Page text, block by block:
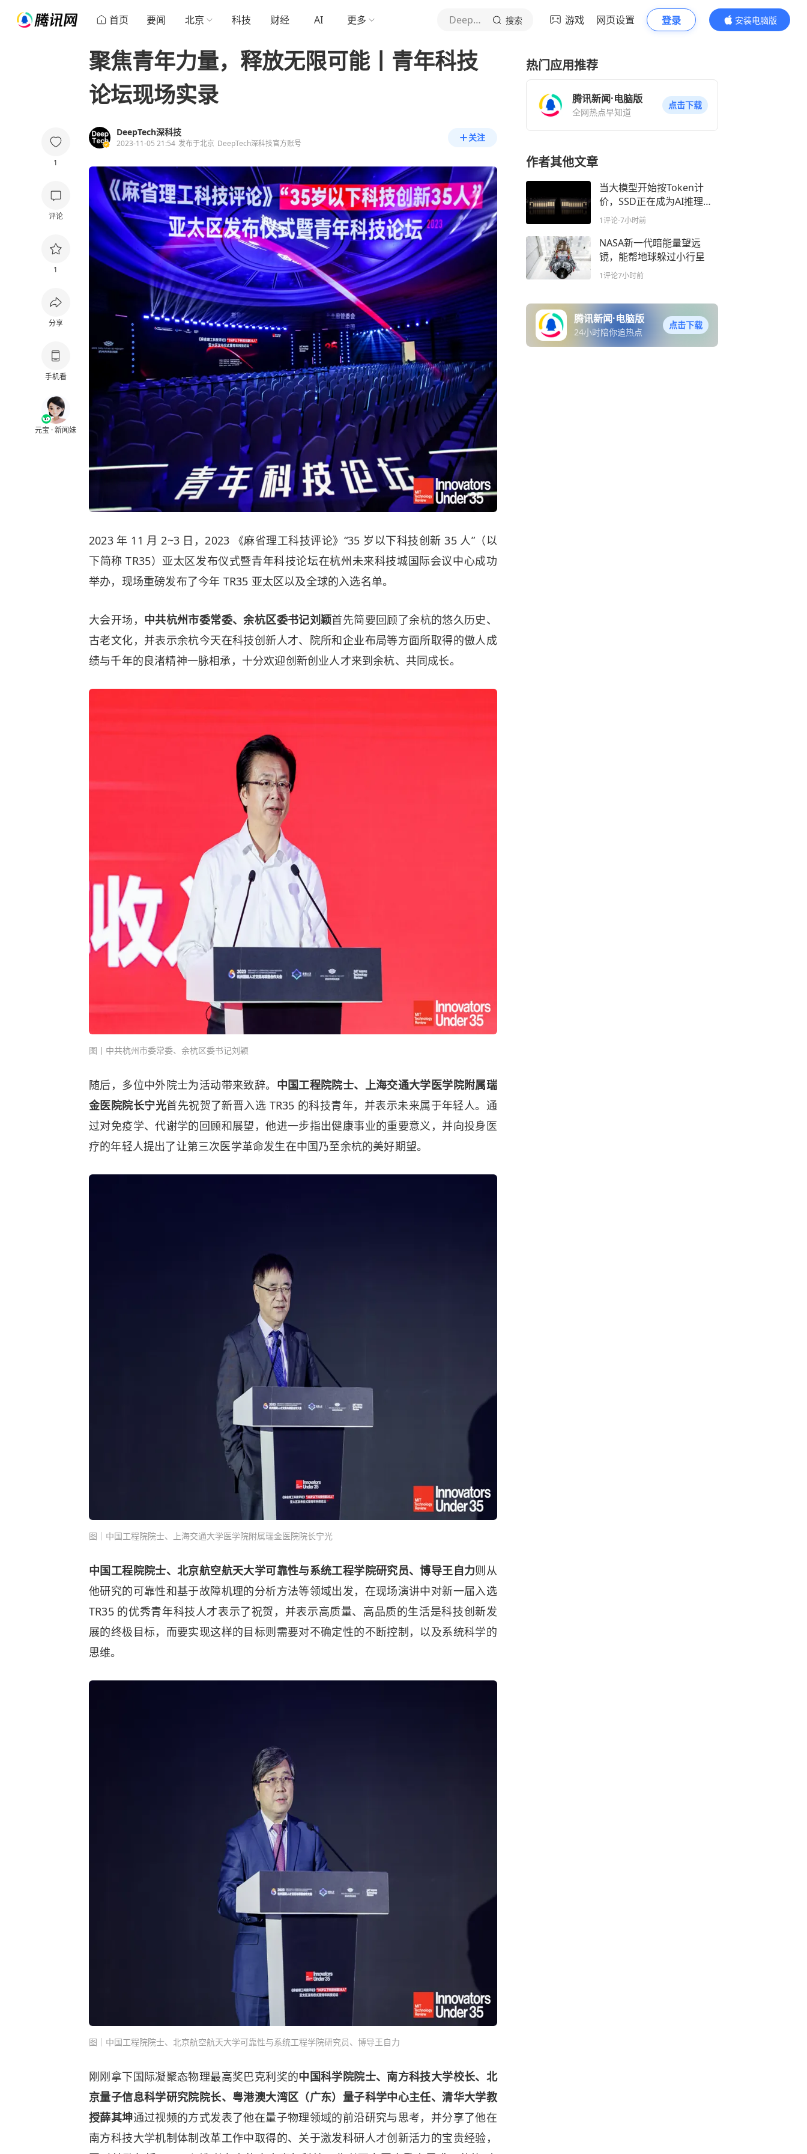
首页 要闻 北京 科技 财经 AI 更多 DeepTech深科技 搜索 游戏 网页设置 登录
安装电脑版
内容更精彩
1
评论
1
分享
手机看
元宝 · 新闻妹
聚焦青年力量，释放无限可能丨青年科技
论坛现场实录
DeepTech深科技
2023-11-05 21:54 发布于北京 DeepTech深科技官方账号
关注
2023 年 11 月 2~3 日，2023 《麻省理工科技评论》“35 岁以下科技创新 35 人”（以
下简称 TR35）亚太区发布仪式暨青年科技论坛在杭州未来科技城国际会议中心成功
举办，现场重磅发布了今年 TR35 亚太区以及全球的入选名单。
大会开场， 中共杭州市委常委、余杭区委书记刘颖首先简要回顾了余杭的悠久历史、
古老文化，并表示余杭今天在科技创新人才、院所和企业布局等方面所取得的傲人成
绩与千年的良渚精神一脉相承，十分欢迎创新创业人才来到余杭、共同成长。
图丨中共杭州市委常委、余杭区委书记刘颖
随后，多位中外院士为活动带来致辞。 中国工程院院士、上海交通大学医学院附属瑞
金医院院长宁光首先祝贺了新晋入选 TR35 的科技青年，并表示未来属于年轻人。通
过对免疫学、代谢学的回顾和展望，他进一步指出健康事业的重要意义，并向投身医
疗的年轻人提出了让第三次医学革命发生在中国乃至余杭的美好期望。
图｜中国工程院院士、上海交通大学医学院附属瑞金医院院长宁光
中国工程院院士、北京航空航天大学可靠性与系统工程学院研究员、博导王自力则从
他研究的可靠性和基于故障机理的分析方法等领域出发，在现场演讲中对新一届入选
TR35 的优秀青年科技人才表示了祝贺，并表示高质量、高品质的生活是科技创新发
展的终极目标，而要实现这样的目标则需要对不确定性的不断控制，以及系统科学的
思维。
图｜中国工程院院士、北京航空航天大学可靠性与系统工程学院研究员、博导王自力
刚刚拿下国际凝聚态物理最高奖巴克利奖的中国科学院院士、南方科技大学校长、北
京量子信息科学研究院院长、粤港澳大湾区（广东）量子科学中心主任、清华大学教
授薛其坤通过视频的方式发表了他在量子物理领域的前沿研究与思考，并分享了他在
南方科技大学机制体制改革工作中取得的、关于激发科研人才创新活力的宝贵经验，
热门应用推荐
腾讯新闻·电脑版
全网热点早知道
点击下载
作者其他文章
当大模型开始按Token计
价，SSD正在成为AI推理核
心
1评论-7小时前
NASA新一代暗能量望远
镜，能帮地球躲过小行星
1评论7小时前
腾讯新闻·电脑版
24小时陪你追热点
点击下载